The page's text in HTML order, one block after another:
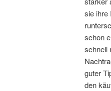
sie ihre
schon
schnell
guter
den